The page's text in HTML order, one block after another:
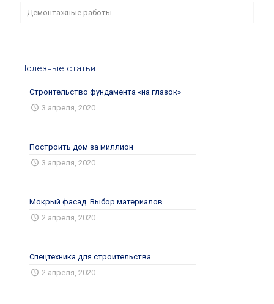
Демонтажные работы
Полезные статьи
Строительство фундамента «на глазок»
3 апреля, 2020
Построить дом за миллион
3 апреля, 2020
Мокрый фасад. Выбор материалов
2 апреля, 2020
Спецтехника для строительства
2 апреля, 2020